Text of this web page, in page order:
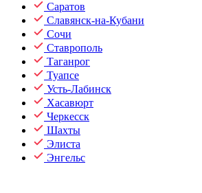
Саратов
Славянск-на-Кубани
Сочи
Ставрополь
Таганрог
Туапсе
Усть-Лабинск
Хасавюрт
Черкесск
Шахты
Элиста
Энгельс